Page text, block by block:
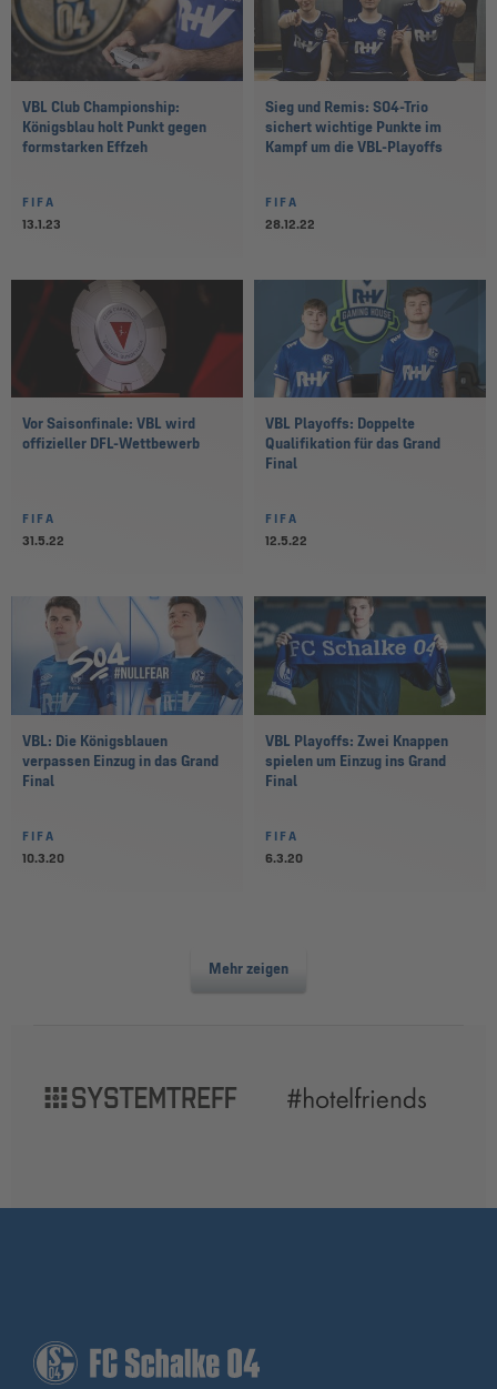
VBL Club Championship:
Königsblau holt Punkt gegen
formstarken Effzeh
FIFA
13.1.23
Sieg und Remis: S04-Trio
sichert wichtige Punkte im
Kampf um die VBL-Playoffs
FIFA
28.12.22
Vor Saisonfinale: VBL wird
offizieller DFL-Wettbewerb
FIFA
31.5.22
VBL Playoffs: Doppelte
Qualifikation für das Grand
Final
FIFA
12.5.22
VBL: Die Königsblauen
verpassen Einzug in das Grand
Final
FIFA
10.3.20
VBL Playoffs: Zwei Knappen
spielen um Einzug ins Grand
Final
FIFA
6.3.20
Mehr zeigen